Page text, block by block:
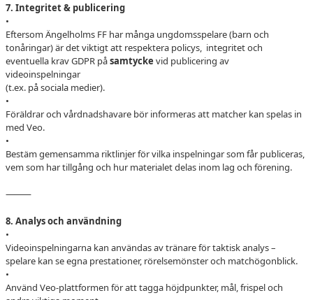
7. Integritet & publicering
•
Eftersom Ängelholms FF har många ungdomsspelare (barn och
tonåringar) är det viktigt att respektera policys, integritet och
eventuella krav GDPR påsamtycke vid publicering av
videoinspelningar
(t.ex. på sociala medier).
•
Föräldrar och vårdnadshavare bör informeras att matcher kan spelas in
med Veo.
•
Bestäm gemensamma riktlinjer för vilka inspelningar som får publiceras,
vem som har tillgång och hur materialet delas inom lag och förening.
⸻
8. Analys och användning
•
Videoinspelningarna kan användas av tränare för taktisk analys –
spelare kan se egna prestationer, rörelsemönster och matchögonblick.
•
Använd Veo-plattformen för att tagga höjdpunkter, mål, frispel och